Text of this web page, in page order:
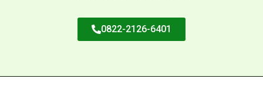
0822-2126-6401